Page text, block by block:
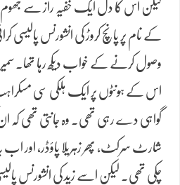
لیکن اس کا دل ایک خفیہ راز سے جھوم
کے نام پر پانچ کروڑ کی انشورنس پالیسی
وصول کرنے کے خواب دیکھ رہا تھا۔
اس کے ہونٹوں پر ایک ہلکی سی
گواہی دے رہی تھی۔ وہ جانتی تھی کہ
شارٹ سرکٹ، پھر زہریلا پاؤڈر، اور اب
چکی تھی۔ لیکن اسے زید کی انشورنس